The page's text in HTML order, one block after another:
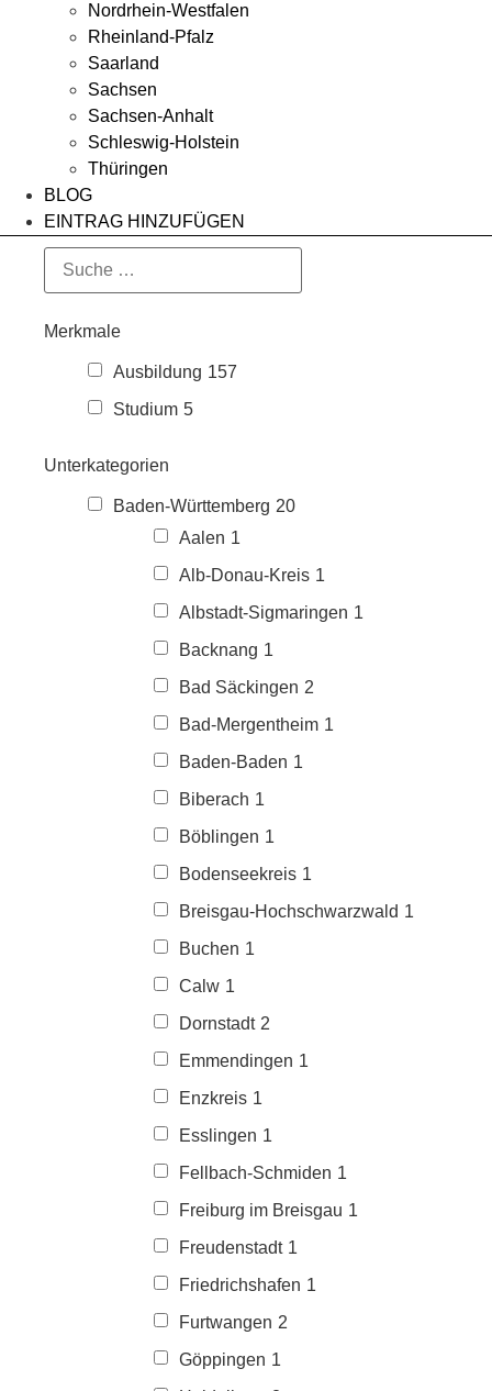
Nordrhein-Westfalen
Rheinland-Pfalz
Saarland
Sachsen
Sachsen-Anhalt
Schleswig-Holstein
Thüringen
BLOG
EINTRAG HINZUFÜGEN
Merkmale
Ausbildung 157
Studium 5
Unterkategorien
Baden-Württemberg 20
Aalen 1
Alb-Donau-Kreis 1
Albstadt-Sigmaringen 1
Backnang 1
Bad Säckingen 2
Bad-Mergentheim 1
Baden-Baden 1
Biberach 1
Böblingen 1
Bodenseekreis 1
Breisgau-Hochschwarzwald 1
Buchen 1
Calw 1
Dornstadt 2
Emmendingen 1
Enzkreis 1
Esslingen 1
Fellbach-Schmiden 1
Freiburg im Breisgau 1
Freudenstadt 1
Friedrichshafen 1
Furtwangen 2
Göppingen 1